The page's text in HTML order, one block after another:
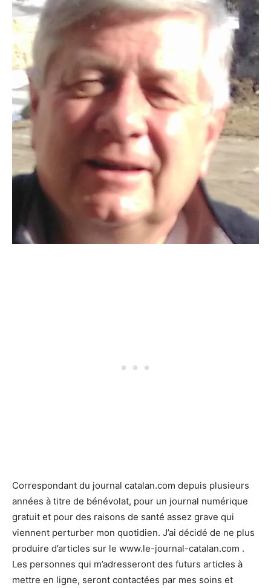
Correspondant du journal catalan.com depuis plusieurs
années à titre de bénévolat, pour un journal numérique
gratuit et pour des raisons de santé assez grave qui
viennent perturber mon quotidien. J’ai décidé de ne plus
produire d’articles sur le www.le-journal-catalan.com .
Les personnes qui m’adresseront des futurs articles à
mettre en ligne, seront contactées par mes soins et